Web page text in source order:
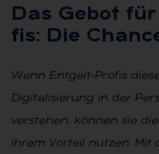
Das Ge­bot
fis: Die
Wenn Entgelt-Profis
Digitalisierung in der
verstehen, können sie
ihrem Vorteil nutzen. Mit